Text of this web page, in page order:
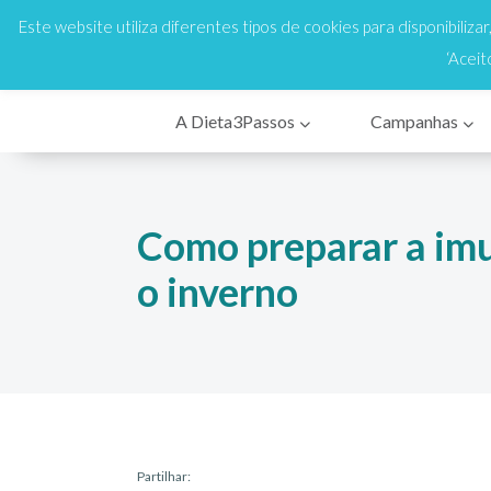
808 200 333
A Dieta3Passos Campanhas
Como preparar a
o inverno
Partilhar:
Este website utiliza diferentes tipos de cookies para